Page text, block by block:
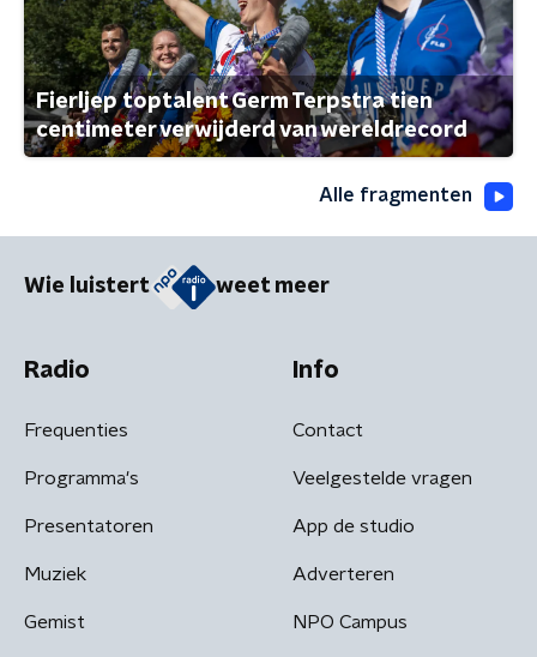
Fierljep toptalent Germ Terpstra tien
centimeter verwijderd van wereldrecord
Alle fragmenten
Wie luistert weet meer
Radio
Frequenties
Programma's
Presentatoren
Muziek
Gemist
Info
Contact
Veelgestelde vragen
App de studio
Adverteren
NPO Campus